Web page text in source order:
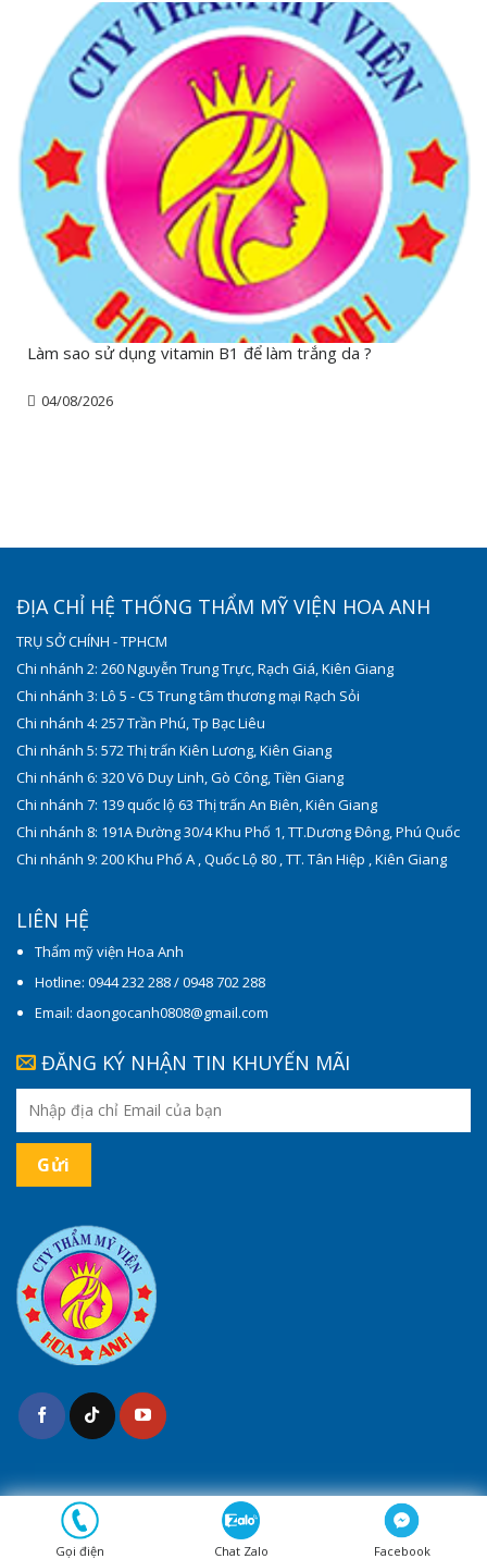
Làm sao sử dụng vitamin B1 để làm trắng da ?
04/08/2026
ĐỊA CHỈ HỆ THỐNG THẨM MỸ VIỆN HOA ANH
TRỤ SỞ CHÍNH - TPHCM
Chi nhánh 2: 260 Nguyễn Trung Trực, Rạch Giá, Kiên Giang
Chi nhánh 3: Lô 5 - C5 Trung tâm thương mại Rạch Sỏi
Chi nhánh 4: 257 Trần Phú, Tp Bạc Liêu
Chi nhánh 5: 572 Thị trấn Kiên Lương, Kiên Giang
Chi nhánh 6: 320 Võ Duy Linh, Gò Công, Tiền Giang
Chi nhánh 7: 139 quốc lộ 63 Thị trấn An Biên, Kiên Giang
Chi nhánh 8: 191A Đường 30/4 Khu Phố 1, TT.Dương Đông, Phú Quốc
Chi nhánh 9: 200 Khu Phố A , Quốc Lộ 80 , TT. Tân Hiệp , Kiên Giang
LIÊN HỆ
Thẩm mỹ viện Hoa Anh
Hotline: 0944 232 288 / 0948 702 288
Email: daongocanh0808@gmail.com
ĐĂNG KÝ NHẬN TIN KHUYẾN MÃI
(*) Kết quả tùy thuộc cơ địa của mỗi người
Bản quyền 2026 ©Thẩm Mỹ Hoa Anh
Gọi điện Chat Zalo Facebook